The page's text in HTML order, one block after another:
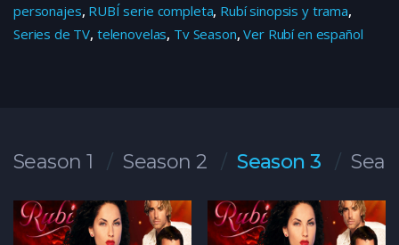
personajes, RUBÍ serie completa, Rubí sinopsis y trama,
Series de TV, telenovelas, Tv Season,Ver Rubí en español
Season 1 Season 2 Season 3